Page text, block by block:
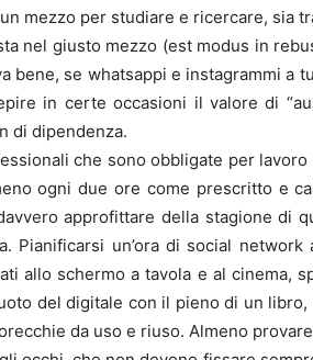
mezzo per studiare e ricercare, sia
nel giusto mezzo (est modus in
bene, se whatsappi e instagrammi a
in certe occasioni il valore di
di dipendenza.
che sono obbligate per
ogni due ore come prescritto e
approfittare della stagione di
Pianificarsi un’ora di social
allo schermo a tavola e al cinema,
del digitale con il pieno di un
da uso e riuso. Almeno